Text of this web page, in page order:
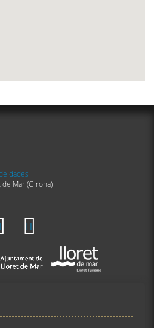
dades
Mar (Girona)